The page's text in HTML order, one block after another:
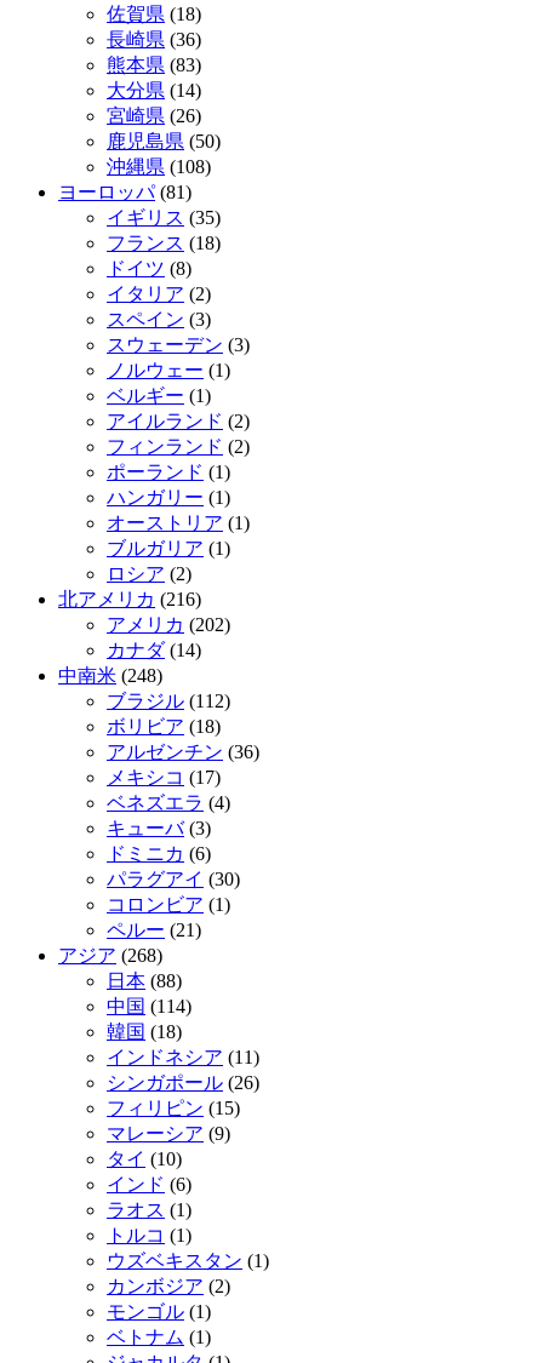
佐賀県 (18)
長崎県 (36)
熊本県 (83)
大分県 (14)
宮崎県 (26)
鹿児島県 (50)
沖縄県 (108)
ヨーロッパ(81)
イギリス (35)
フランス (18)
ドイツ (8)
イタリア (2)
スペイン (3)
スウェーデン (3)
ノルウェー (1)
ベルギー (1)
アイルランド (2)
フィンランド (2)
ポーランド (1)
ハンガリー (1)
オーストリア (1)
ブルガリア (1)
ロシア (2)
北アメリカ (216)
アメリカ (202)
カナダ(14)
中南米 (248)
ブラジル (112)
ボリビア (18)
アルゼンチン (36)
メキシコ (17)
ベネズエラ (4)
キューバ(3)
ドミニカ (6)
パラグアイ (30)
コロンビア (1)
ペルー (21)
アジア (268)
日本 (88)
中国 (114)
韓国 (18)
インドネシア (11)
シンガポール (26)
フィリピン (15)
マレーシア (9)
タイ (10)
インド (6)
ラオス (1)
トルコ (1)
ウズベキスタン (1)
カンボジア (2)
モンゴル (1)
ベトナム (1)